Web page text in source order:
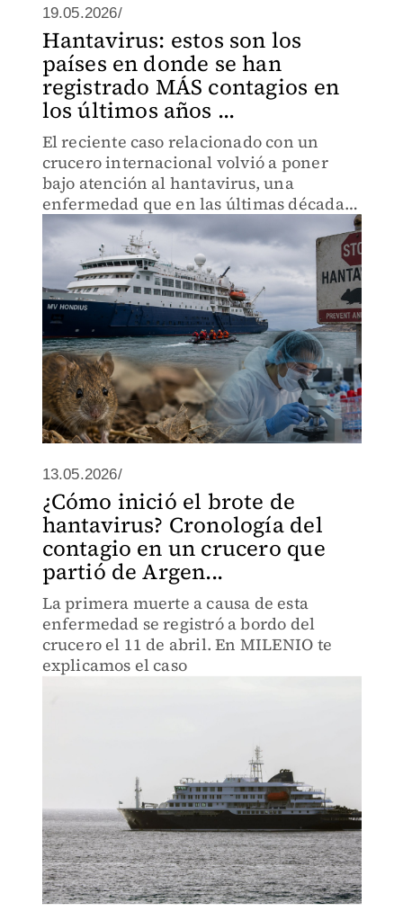
19.05.2026/
Hantavirus: estos son los
países en donde se han
registrado MÁS contagios en
los últimos años ...
El reciente caso relacionado con un
crucero internacional volvió a poner
bajo atención al hantavirus, una
enfermedad que en las últimas décadas
ha registrado brotes y contagios en
distintos países del mundo,
principalmente en América.
13.05.2026/
¿Cómo inició el brote de
hantavirus? Cronología del
contagio en un crucero que
partió de Argen...
La primera muerte a causa de esta
enfermedad se registró a bordo del
crucero el 11 de abril. En MILENIO te
explicamos el caso